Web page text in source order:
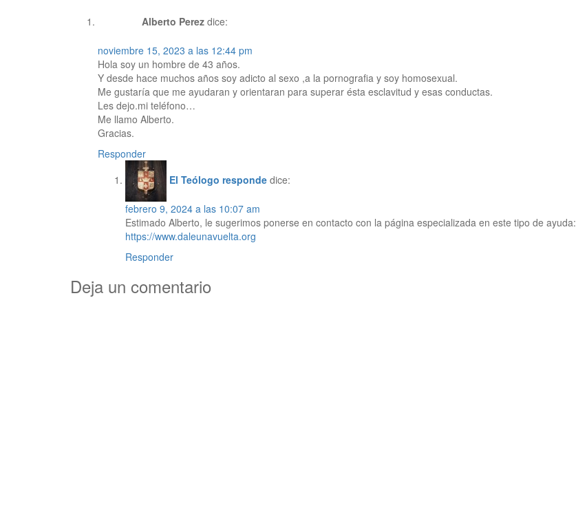
Alberto Perez dice:
noviembre 15, 2023 a las 12:44 pm
Hola soy un hombre de 43 años.
Y desde hace muchos años soy adicto al sexo ,a la pornografia y soy homosexual.
Me gustaría que me ayudaran y orientaran para superar ésta esclavitud y esas conductas.
Les dejo.mi teléfono…
Me llamo Alberto.
Gracias.
Responder
El Teólogo responde dice:
febrero 9, 2024 a las 10:07 am
Estimado Alberto, le sugerimos ponerse en contacto con la página especializada en este tipo de ayuda:
https://www.daleunavuelta.org
Responder
Deja un comentario